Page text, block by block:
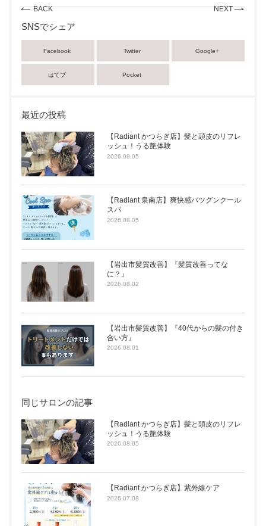
BACK NEXT
SNSでシェア
Facebook Twitter Google+
はてブ Pocket
最近の投稿
【Radiant かつらぎ店】髪と頭皮のリフレ
ッシュ！うる艶体験
2026.08.05
【Radiant 泉南店】爽快感バツグンクール
スパ
2026.08.05
【岩出市髪質改善】『髪質改善ってな
に？』
2026.08.02
【岩出市髪質改善】『40代からの髪の付き
合い方』
2026.08.01
同じサロンの記事
【Radiant かつらぎ店】髪と頭皮のリフレ
ッシュ！うる艶体験
2026.08.05
【Radiant かつらぎ店】紫外線ケア
2026.07.08